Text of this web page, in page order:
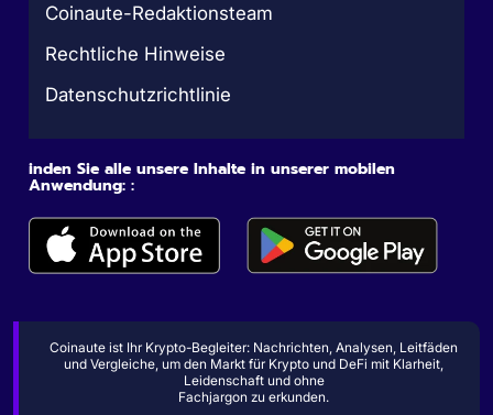
Coinaute-Redaktionsteam
Rechtliche Hinweise
Datenschutzrichtlinie
inden Sie alle unsere Inhalte in unserer mobilen
Anwendung: :
Coinaute ist Ihr Krypto-Begleiter: Nachrichten, Analysen, Leitfäden
und Vergleiche, um den Markt für Krypto und DeFi mit Klarheit,
Leidenschaft und ohne
Fachjargon zu erkunden.